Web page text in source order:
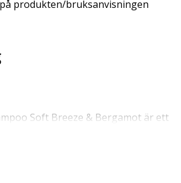
produkten/bruksanvisningen
Soft Breeze & Bergamot är ett
överskottsfett och fräschar upp
Passar alla hårfärger. Med en